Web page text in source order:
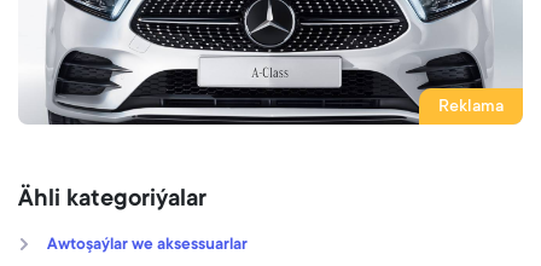
Reklama
Ähli kategoriýalar
Awtoşaýlar we aksessuarlar